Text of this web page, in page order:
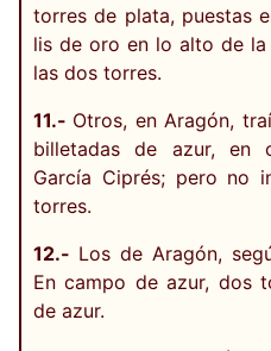
torres de plata, puestas
lis de oro en lo alto de
las dos torres.
11.- Otros, en Aragón,
billetadas de azur, en
García Ciprés; pero no
torres.
12.- Los de Aragón,
En campo de azur, dos
de azur.